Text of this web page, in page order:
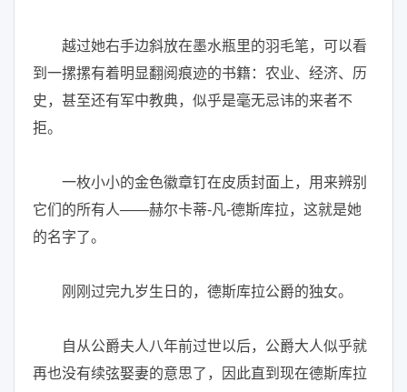
越过她右手边斜放在墨水瓶里的羽毛笔，可以看
到一摞摞有着明显翻阅痕迹的书籍：农业、经济、历
史，甚至还有军中教典，似乎是毫无忌讳的来者不
拒。
一枚小小的金色徽章钉在皮质封面上，用来辨别
它们的所有人——赫尔卡蒂-凡-德斯库拉，这就是她
的名字了。
刚刚过完九岁生日的，德斯库拉公爵的独女。
自从公爵夫人八年前过世以后，公爵大人似乎就
再也没有续弦娶妻的意思了，因此直到现在德斯库拉